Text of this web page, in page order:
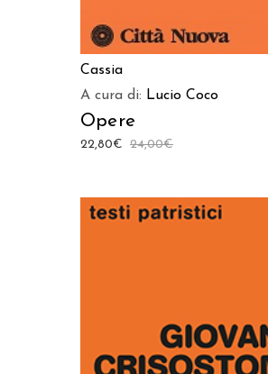
Cassia
A cura di: Lucio Coco
Opere
24,00€
22,80€